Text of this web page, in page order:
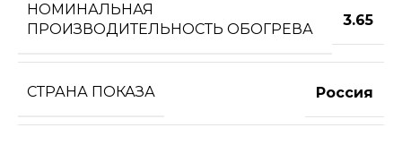
НОМИНАЛЬНАЯ
ПРОИЗВОДИТЕЛЬНОСТЬ ОБОГРЕВА
3.65
СТРАНА ПОКАЗА Россия